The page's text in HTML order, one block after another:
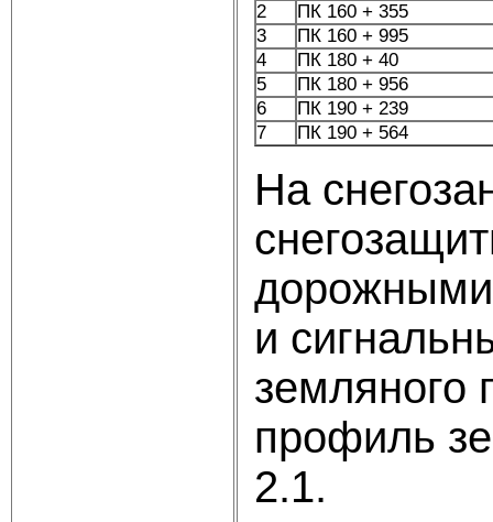
2
ПК 160 + 355
3
ПК 160 + 995
4
ПК 180 + 40
5
ПК 180 + 956
6
ПК 190 + 239
7
ПК 190 + 564
На
и
земляного
профиль
2.1.